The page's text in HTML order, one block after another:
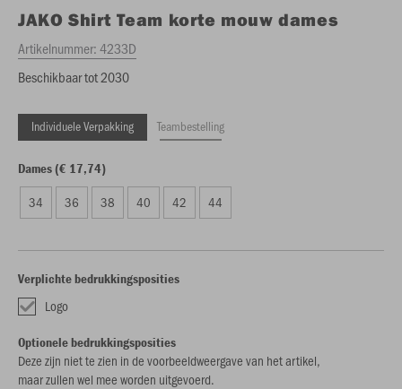
JAKO Shirt Team korte mouw dames
Artikelnummer:4233D
Beschikbaar tot 2030
Individuele Verpakking Teambestelling
Dames (€ 17,74)
34 36 38 40 42 44
Verplichte bedrukkingsposities
Logo
Optionele bedrukkingsposities
Deze zijn niet te zien in de voorbeeldweergave van het artikel,
maar zullen wel mee worden uitgevoerd.